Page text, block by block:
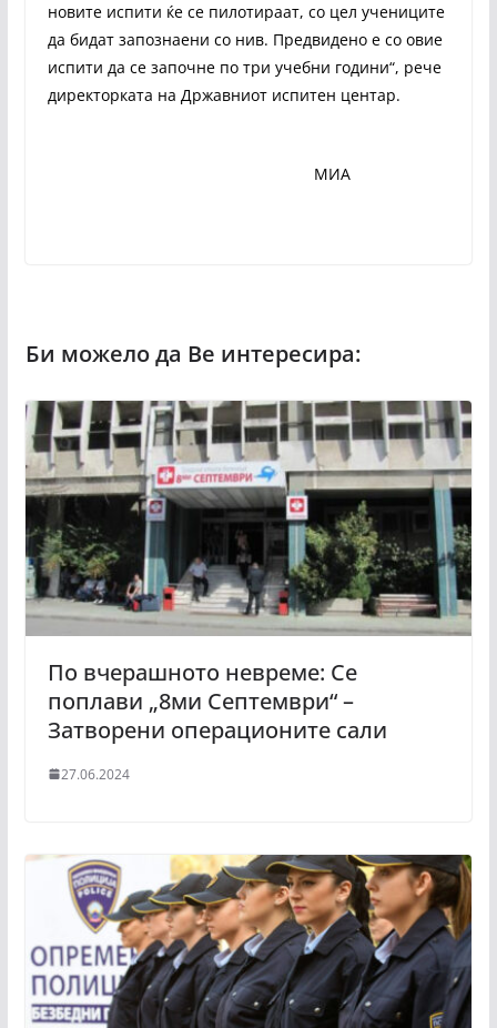
новите испити ќе се пилотираат, со цел учениците
да бидат запознаени со нив. Предвидено е со овие
испити да се започне по три учебни години“, рече
директорката на Државниот испитен центар.
МИА
По вчерашното невреме: Се
поплави „8ми Септември“ –
Затворени операционите сали
27.06.2024